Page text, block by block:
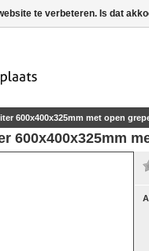
600x400x325mm met open
600x400x325mm
te verbeteren. Is dat